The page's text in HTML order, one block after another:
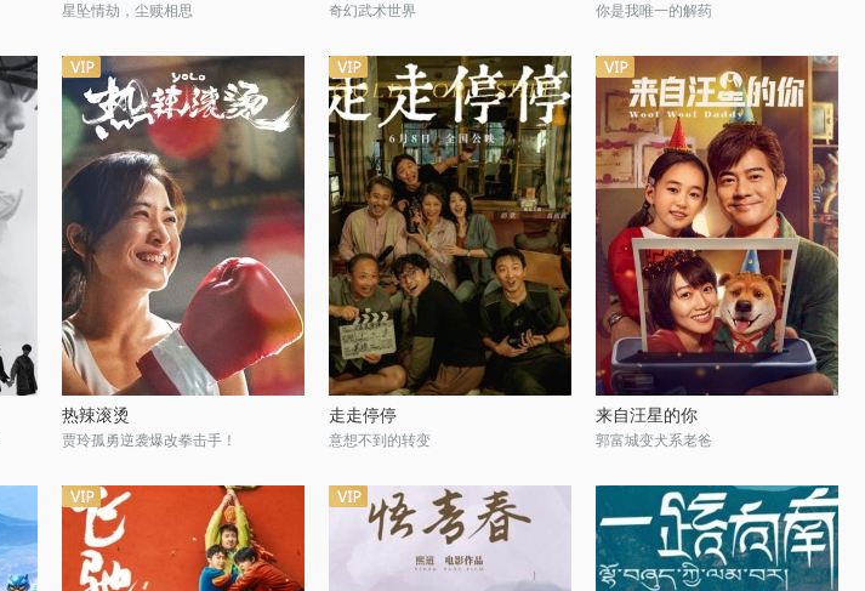
星坠情劫，尘赎相思 奇幻武术世界 你是我唯一的解药
热辣滚烫
贾玲孤勇逆袭爆改拳击手！
走走停停
意想不到的转变
来自汪星的你
郭富城变犬系老爸